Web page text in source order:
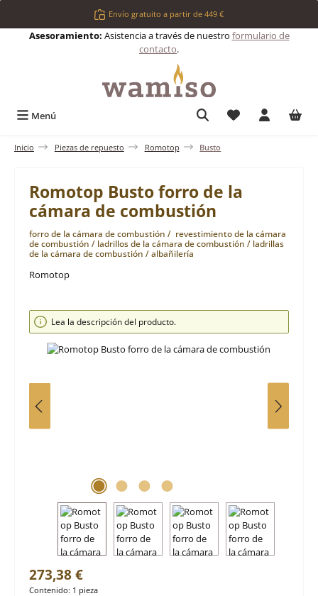
Saltar al contenido principalEnvío gratuito a partir de 449 €
Asesoramiento: Asistencia a través de nuestro formulario de
contacto.
Menú Tienes 0
Inicio Piezas de repuesto Romotop Busto
Romotop Busto forro de la
cámara de combustión
forro de la cámara de combustión / revestimiento de la cámara
de combustión / ladrillos de la cámara de combustión / ladrillas
de la cámara de combustión / albañilería
Romotop
Omitir galería de imágenes
Lea la descripción del producto.
Precio normal:
273,38 €
Contenido: 1 pieza